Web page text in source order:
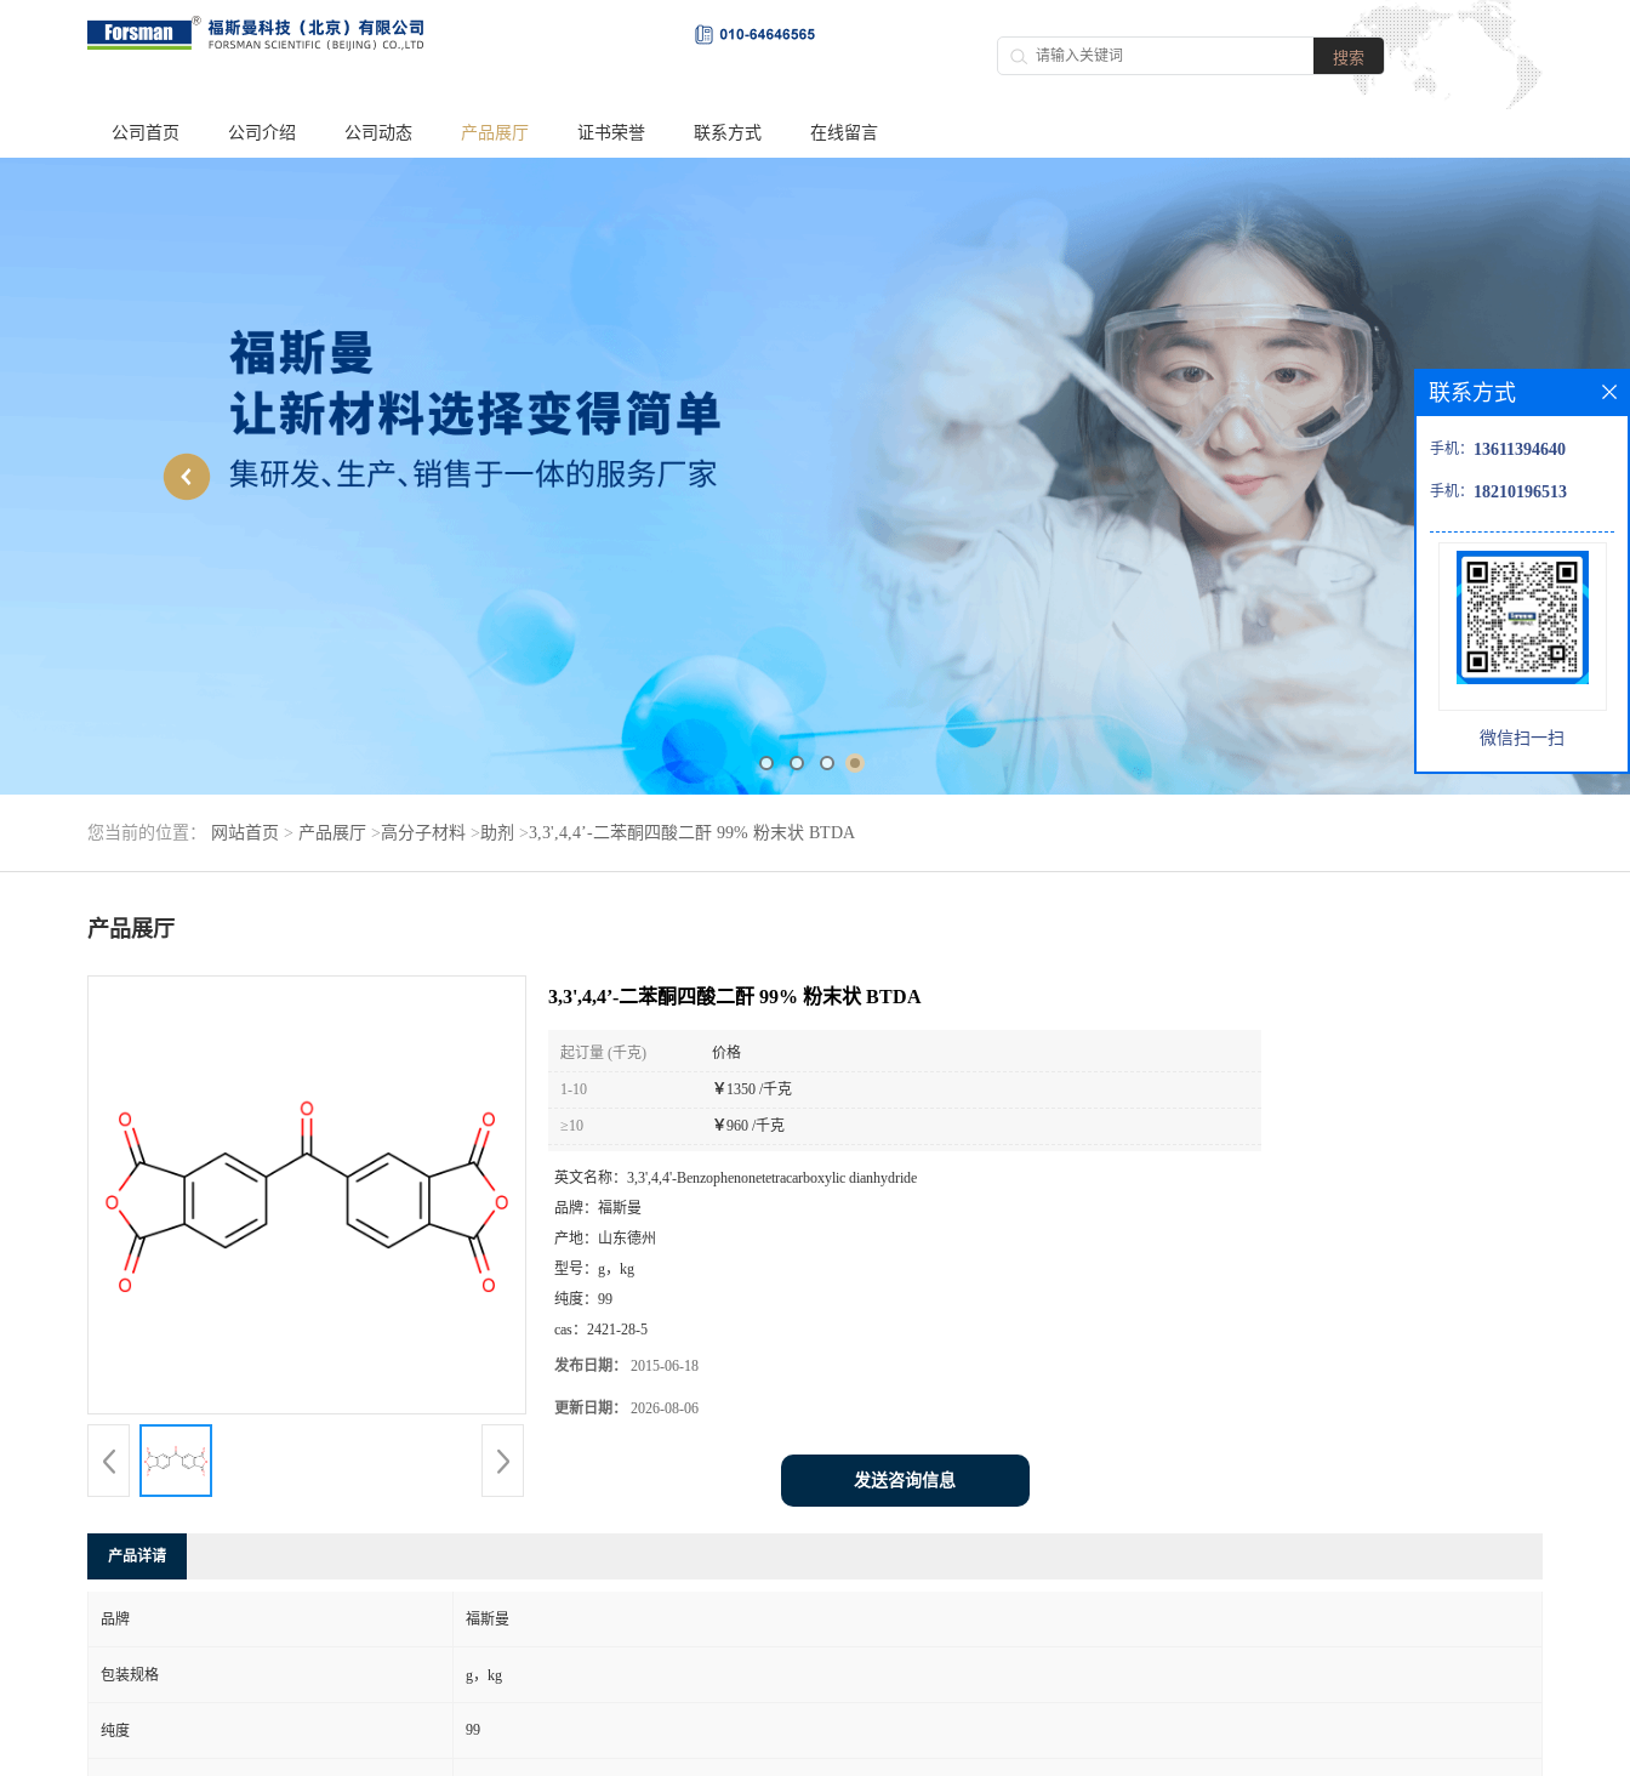
公司首页 公司介绍 公司动态 产品展厅 证书荣誉 联系方式 在线留言
您当前的位置： 网站首页 > 产品展厅 >高分子材料 >助剂 >3,3',4,4’-二苯酮四酸二酐 99% 粉末状 BTDA
产品展厅
3,3',4,4’-二苯酮四酸二酐 99% 粉末状 BTDA
起订量 (千克) 价格
1-10 ￥ 1350 /千克
≥10 ￥960 /千克
英文名称： 3,3',4,4'-Benzophenonetetracarboxylic dianhydride
品牌： 福斯曼
产地： 山东德州
型号： g，kg
纯度： 99
cas： 2421-28-5
发布日期： 2015-06-18
更新日期： 2026-08-06
发送咨询信息
产品详请
品牌 福斯曼
包装规格 g，kg
纯度 99
联系方式
手机： 13611394640
手机： 18210196513
微信扫一扫